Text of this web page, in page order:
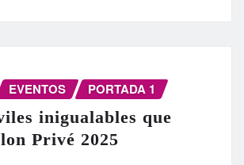
EVENTOS PORTADA 1
inigualables que
Privé 2025